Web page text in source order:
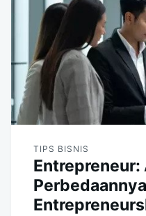
TIPS BISNIS
Entrepreneur: